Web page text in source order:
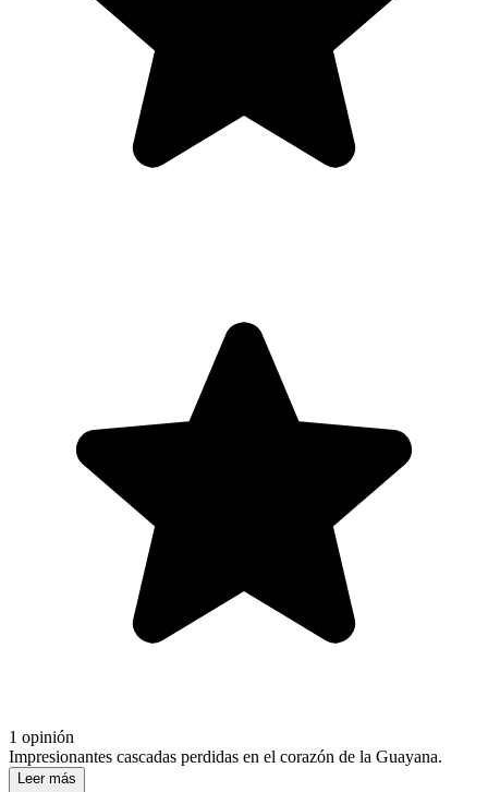
1 opinión
Impresionantes cascadas perdidas en el corazón de la Guayana.
Leer más